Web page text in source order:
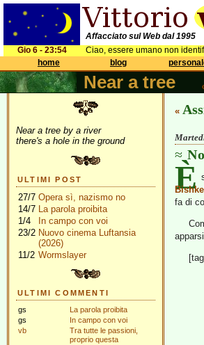
Affacciato sul Web dal 1995
Gio 6 - 23:54
Ciao, essere umano non
home
blog
Near a tree
Near a tree by a river
there's a hole in the ground
ULTIMI POST
27/7 Opera sì, nazismo no
14/7 La parola proibita
1/4
In campo con voi
23/2 Nuovo cinema Luftansia
(2026)
11/2 Wormslayer
ULTIMI COMMENTI
gs
La parola proibita
gs
In campo con voi
vb
Tra tutte le passioni,
proprio questa
«
È
fa di